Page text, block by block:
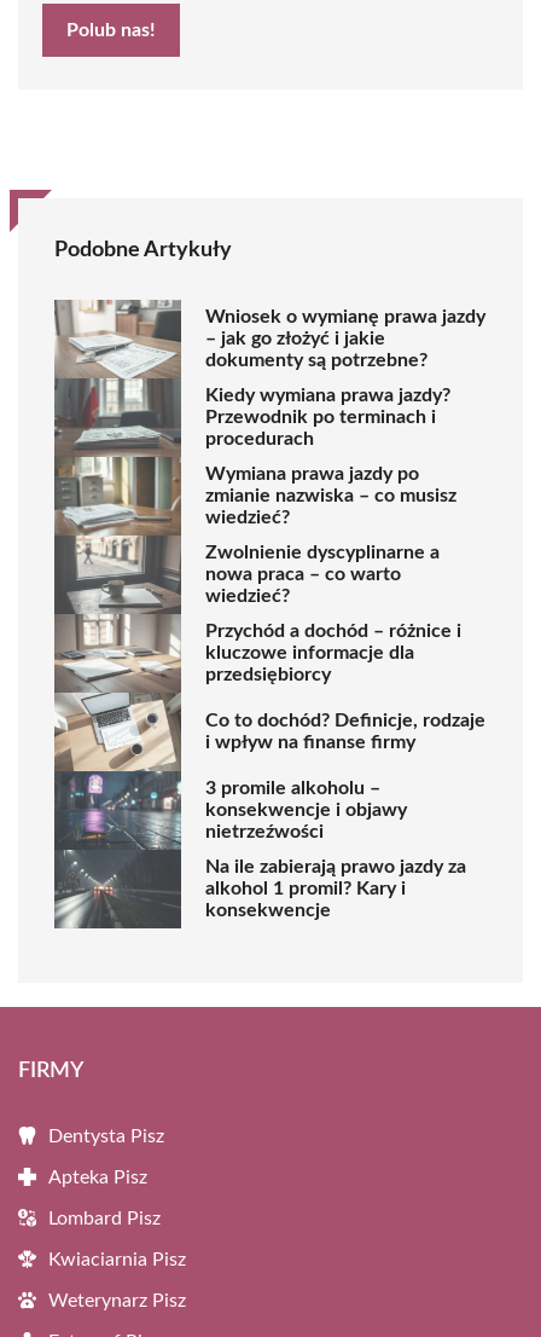
Polub nas!
Podobne Artykuły
Wniosek o wymianę prawa jazdy
– jak go złożyć i jakie
dokumenty są potrzebne?
Kiedy wymiana prawa jazdy?
Przewodnik po terminach i
procedurach
Wymiana prawa jazdy po
zmianie nazwiska – co musisz
wiedzieć?
Zwolnienie dyscyplinarne a
nowa praca – co warto
wiedzieć?
Przychód a dochód – różnice i
kluczowe informacje dla
przedsiębiorcy
Co to dochód? Definicje, rodzaje
i wpływ na finanse firmy
3 promile alkoholu –
konsekwencje i objawy
nietrzeźwości
Na ile zabierają prawo jazdy za
alkohol 1 promil? Kary i
konsekwencje
FIRMY
Dentysta Pisz
Apteka Pisz
Lombard Pisz
Kwiaciarnia Pisz
Weterynarz Pisz